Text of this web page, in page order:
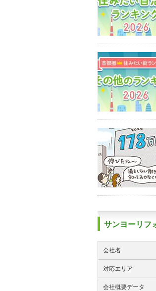
サンヨーリフ
会社名
対応エリア
会社概要データ